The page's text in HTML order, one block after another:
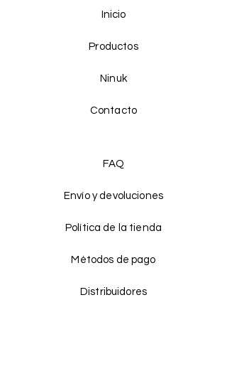
Inicio
Productos
Ninuk
Contacto
FAQ
Envío y devoluciones
Política de la tienda
Métodos de pago
Distribuidores